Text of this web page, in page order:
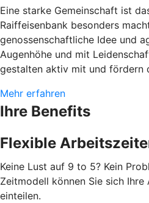
Eine starke Gemeinschaft ist
Raiffeisenbank besonders
genossenschaftliche Idee und
Augenhöhe und mit
gestalten aktiv mit und fördern
Mehr erfahren
Ihre Benefits
Flexible
Keine Lust auf 9 to 5? Kein
Zeitmodell können Sie sich
einteilen.